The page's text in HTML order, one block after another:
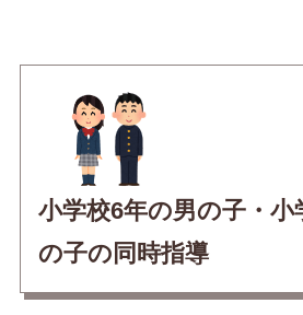
小学校6年の男の子・小
の子の同時指導